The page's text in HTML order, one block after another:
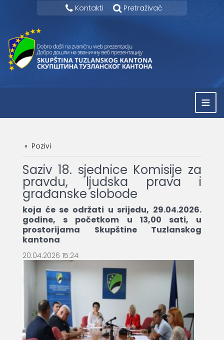
Kontakti Pretraživač
≡
Pozivi
Saziv 18. sjednice Komisije za
pravdu, ljudska prava i
građanske slobode
koja će se održati u srijedu, 29.04.2026.
godine, s početkom u 13,00 sati, u
prostorijama Skupštine Tuzlanskog
kantona
20.04.2026 15:24